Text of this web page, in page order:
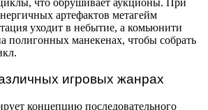
артефактов метагейм
уходит в небытие, а комьюнити
полигонных манекенах, чтобы собрать
игровых жанрах
концепцию последовательного